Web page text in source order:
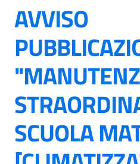
AVVISO
SCUOLA